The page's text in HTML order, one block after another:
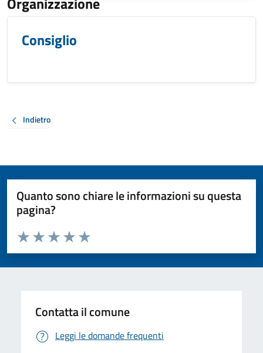
Consiglio
Indietro
Quanto sono chiare le informazioni su questa
pagina?
Valuta da 1 a 5 stelle la pagina
Valuta 5 stelle su 5
Valuta 4 stelle su 5
Valuta 3 stelle su 5
Valuta 2 stelle su 5
Valuta 1 stelle su 5
Contatta il comune
Leggi le domande frequenti